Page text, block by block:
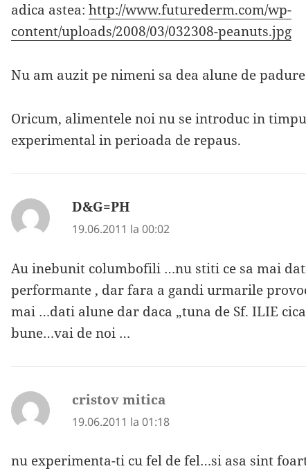
adica astea:http://www.futurederm.com/wp-
content/uploads/2008/03/032308-peanuts.jpg
Nu am auzit pe nimeni sa dea alune de
Oricum, alimentele noi nu se introduc in
experimental in perioada de repaus.
D&G=PH
19.06.2011 la 00:02
Au inebunit columbofili …nu stiti ce sa mai
performante , dar fara a gandi urmarile
mai …dati alune dar daca „tuna de Sf. ILIE
bune…vai de noi …
cristov mitica
19.06.2011 la 01:18
nu experimenta-ti cu fel de fel…si asa sint